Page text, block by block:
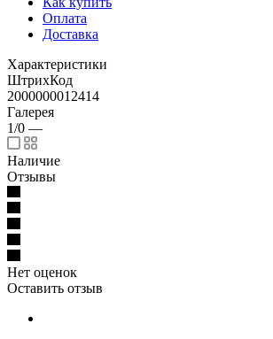
Оплата
Доставка
Характеристики
ШтрихКод
2000000012414
Галерея
1/0 —
Наличие
Отзывы
Нет оценок
Оставить отзыв